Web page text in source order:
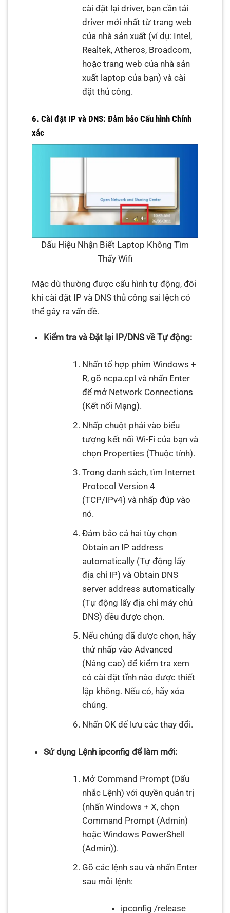
cài đặt lại driver, bạn cần tải
driver mới nhất từ trang web
của nhà sản xuất (ví dụ: Intel,
Realtek, Atheros, Broadcom,
hoặc trang web của nhà sản
xuất laptop của bạn) và cài
đặt thủ công.
6. Cài đặt IP và DNS: Đảm bảo Cấu hình Chính
xác
Dấu Hiệu Nhận Biết Laptop Không Tìm
Thấy Wifi
Mặc dù thường được cấu hình tự động, đôi
khi cài đặt IP và DNS thủ công sai lệch có
thể gây ra vấn đề.
Kiểm tra và Đặt lại IP/DNS về Tự động:
Nhấn tổ hợp phím Windows +
R, gõ ncpa.cpl và nhấn Enter
để mở Network Connections
(Kết nối Mạng).
Nhấp chuột phải vào biểu
tượng kết nối Wi-Fi của bạn và
chọn Properties (Thuộc tính).
Trong danh sách, tìm Internet
Protocol Version 4
(TCP/IPv4) và nhấp đúp vào
nó.
Đảm bảo cả hai tùy chọn
Obtain an IP address
automatically (Tự động lấy
địa chỉ IP) và Obtain DNS
server address automatically
(Tự động lấy địa chỉ máy chủ
DNS) đều được chọn.
Nếu chúng đã được chọn, hãy
thử nhấp vào Advanced
(Nâng cao) để kiểm tra xem
có cài đặt tĩnh nào được thiết
lập không. Nếu có, hãy xóa
chúng.
Nhấn OK để lưu các thay đổi.
Sử dụng Lệnh ipconfig để làm mới:
Mở Command Prompt (Dấu
nhắc Lệnh) với quyền quản trị
(nhấn Windows + X, chọn
Command Prompt (Admin)
hoặc Windows PowerShell
(Admin)).
Gõ các lệnh sau và nhấn Enter
sau mỗi lệnh:
ipconfig /release